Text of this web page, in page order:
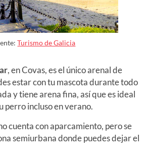
Turismo de Galicia
, en Covas, es el único arenal de
estar con tu mascota durante todo
y tiene arena fina, así que es ideal
perro incluso en verano.
cuenta con aparcamiento, pero se
semiurbana donde puedes dejar el